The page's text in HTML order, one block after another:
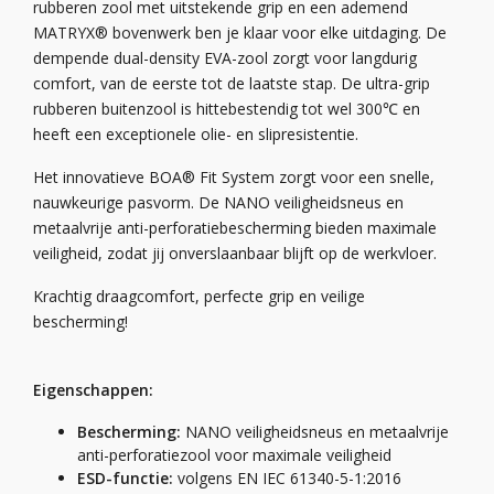
rubberen zool met uitstekende grip en een ademend
MATRYX® bovenwerk ben je klaar voor elke uitdaging. De
dempende dual-density EVA-zool zorgt voor langdurig
comfort, van de eerste tot de laatste stap. De ultra-grip
rubberen buitenzool is hittebestendig tot wel 300℃ en
heeft een exceptionele olie- en slipresistentie.
Het innovatieve BOA® Fit System zorgt voor een snelle,
nauwkeurige pasvorm. De NANO veiligheidsneus en
metaalvrije anti-perforatiebescherming bieden maximale
veiligheid, zodat jij onverslaanbaar blijft op de werkvloer.
Krachtig draagcomfort, perfecte grip en veilige
bescherming!
Eigenschappen:
Bescherming: NANO veiligheidsneus en metaalvrije
anti-perforatiezool voor maximale veiligheid
ESD-functie: volgens EN IEC 61340-5-1:2016